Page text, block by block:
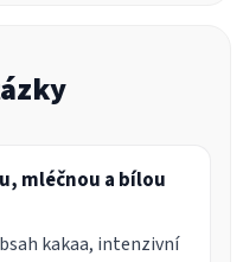
mléčnou a bílou
kakaa, intenzivní